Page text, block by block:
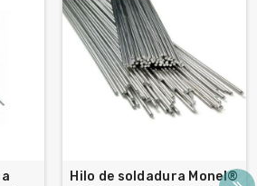
Hilo de soldadura Monel®